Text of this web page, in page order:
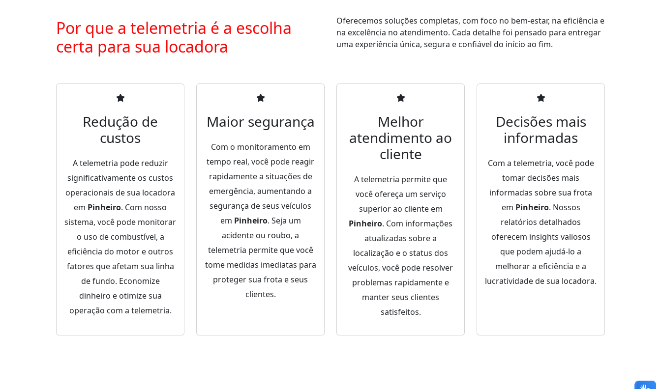
Por que a telemetria é a escolha
certa para sua locadora
Oferecemos soluções completas, com foco no bem-estar, na eficiência e
na excelência no atendimento. Cada detalhe foi pensado para entregar
uma experiência única, segura e confiável do início ao fim.
Redução de
custos
A telemetria pode reduzir
significativamente os custos
operacionais de sua locadora
em Pinheiro. Com nosso
sistema, você pode monitorar
o uso de combustível, a
eficiência do motor e outros
fatores que afetam sua linha
de fundo. Economize
dinheiro e otimize sua
operação com a telemetria.
Maior segurança
Com o monitoramento em
tempo real, você pode reagir
rapidamente a situações de
emergência, aumentando a
segurança de seus veículos
em Pinheiro. Seja um
acidente ou roubo, a
telemetria permite que você
tome medidas imediatas para
proteger sua frota e seus
clientes.
Melhor
atendimento ao
cliente
A telemetria permite que
você ofereça um serviço
superior ao cliente em
Pinheiro. Com informações
atualizadas sobre a
localização e o status dos
veículos, você pode resolver
problemas rapidamente e
manter seus clientes
satisfeitos.
Decisões mais
informadas
Com a telemetria, você pode
tomar decisões mais
informadas sobre sua frota
em Pinheiro. Nossos
relatórios detalhados
oferecem insights valiosos
que podem ajudá-lo a
melhorar a eficiência e a
lucratividade de sua locadora.